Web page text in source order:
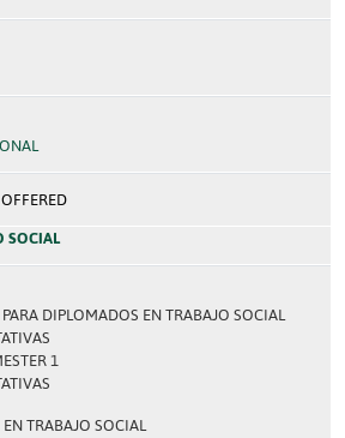
SOCIAL
PARA DIPLOMADOS EN TRABAJO SOCIAL
1
TRABAJO SOCIAL